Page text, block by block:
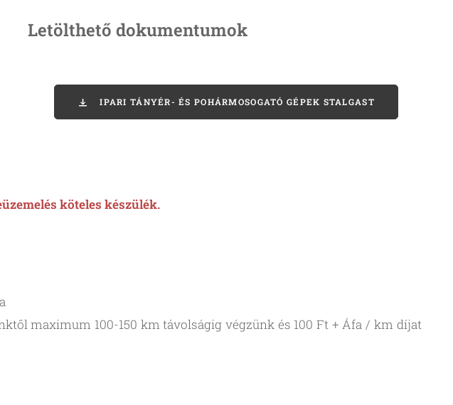
Letölthető dokumentumok
IPARI TÁNYÉR- ÉS POHÁRMOSOGATÓ GÉPEK STALGAST
köteles készülék.
maximum 100-150 km távolságig végzünk és 100 Ft + Áfa / km díjat